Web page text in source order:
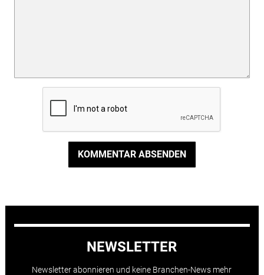
KOMMENTAR ABSENDEN
NEWSLETTER
Newsletter abonnieren und keine Branchen-News mehr